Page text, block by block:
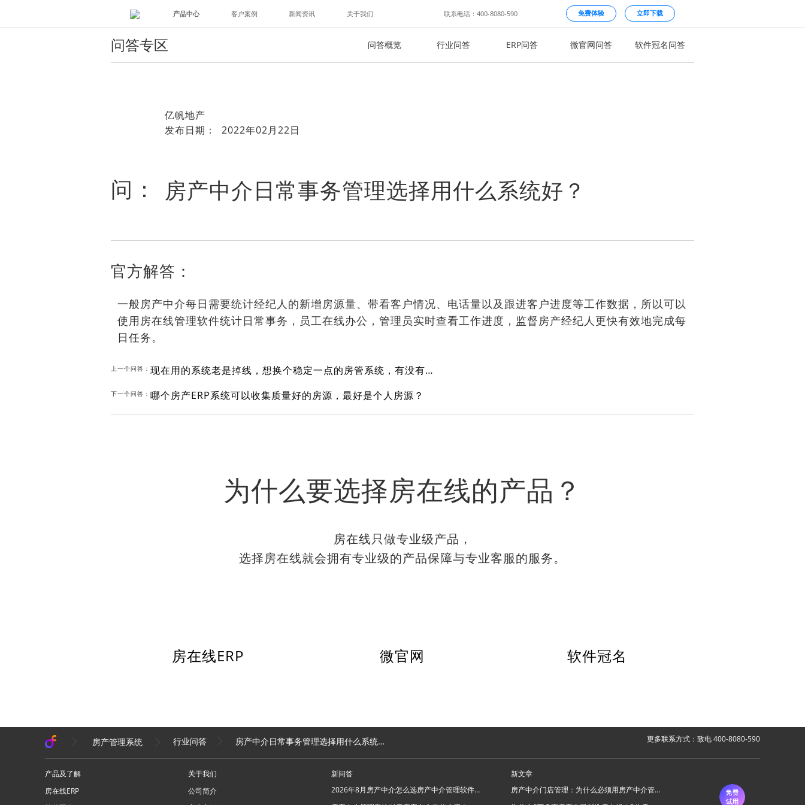
产品中心 客户案例 新闻资讯 关于我们 联系电话：400-8080-590 免费体验 立即下载
问答专区 问答概览 行业问答 ERP问答 微官网问答 软件冠名问答
亿帆地产
发布日期： 2022年02月22日
问： 房产中介日常事务管理选择用什么系统好？
官方解答：
一般房产中介每日需要统计经纪人的新增房源量、带看客户情况、电话量以及跟进客户进度等工作数据，所以可以
使用房在线管理软件统计日常事务，员工在线办公，管理员实时查看工作进度，监督房产经纪人更快有效地完成每
日任务。
上一个问答： 现在用的系统老是掉线，想换个稳定一点的房管系统，有没有好的推荐？
下一个问答： 哪个房产ERP系统可以收集质量好的房源，最好是个人房源？
为什么要选择房在线的产品？
房在线只做专业级产品，
选择房在线就会拥有专业级的产品保障与专业客服的服务。
房在线ERP 微官网 软件冠名
房产管理系统 行业问答 房产中介日常事务管理选择用什么系统好？ 更多联系方式：致电 400-8080-590
产品及了解
房在线ERP
关于我们
公司简介
新问答
2026年8月房产中介怎么选房产中介管理软件系统？
新文章
房产中介门店管理：为什么必须用房产中介管理系统？